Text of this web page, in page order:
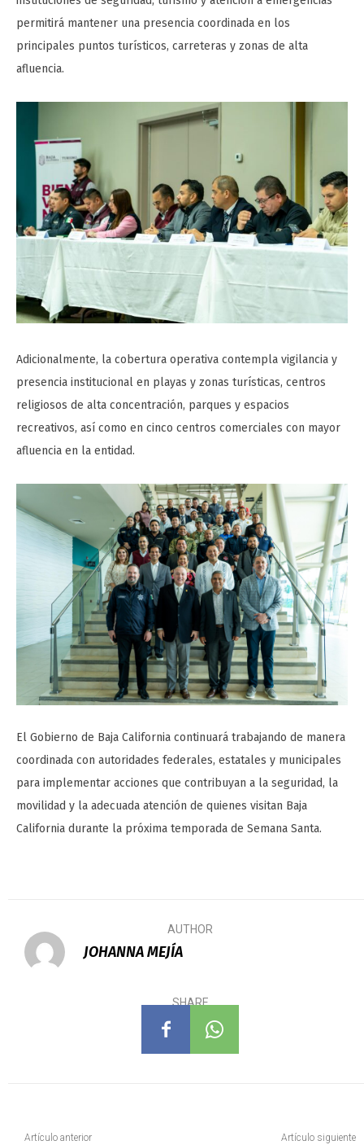
permitirá mantener una presencia coordinada en los
principales puntos turísticos, carreteras y zonas de alta
afluencia.
Adicionalmente, la cobertura operativa contempla vigilancia y
presencia institucional en playas y zonas turísticas, centros
religiosos de alta concentración, parques y espacios
recreativos, así como en cinco centros comerciales con mayor
afluencia en la entidad.
El Gobierno de Baja California continuará trabajando de manera
coordinada con autoridades federales, estatales y municipales
para implementar acciones que contribuyan a la seguridad, la
movilidad y la adecuada atención de quienes visitan Baja
California durante la próxima temporada de Semana Santa.
AUTHOR
JOHANNA MEJÍA
SHARE
Artículo anterior
Artículo siguiente